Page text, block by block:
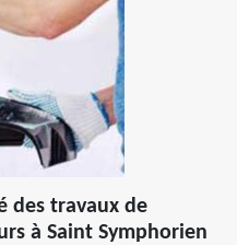
des travaux de
à Saint Symphorien